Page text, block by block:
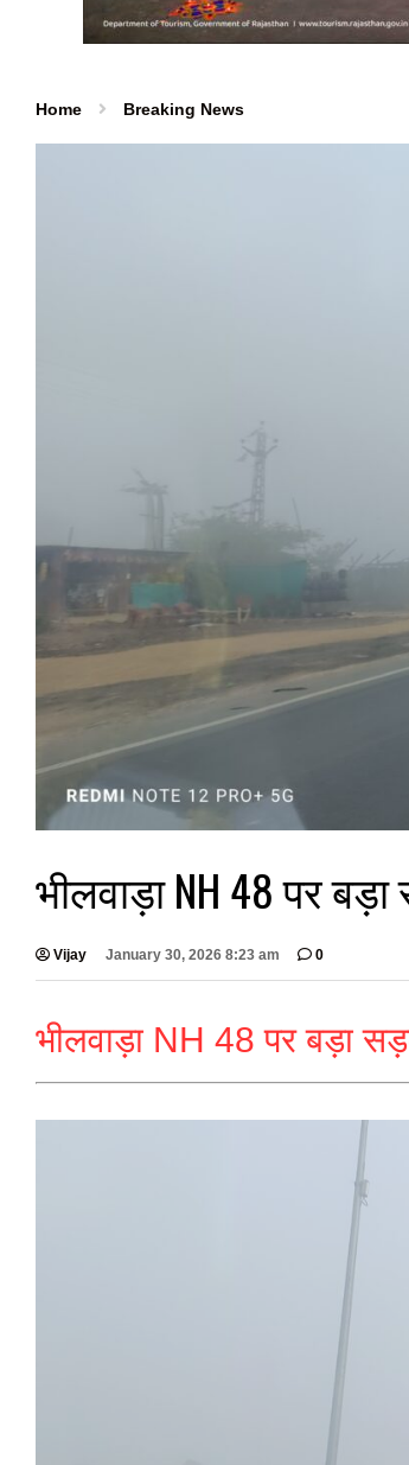
Home Breaking News
भीलवाड़ा NH 48 पर
Vijay January 30, 2026 8:23 am 0
भीलवाड़ा NH 48 पर बड़ा